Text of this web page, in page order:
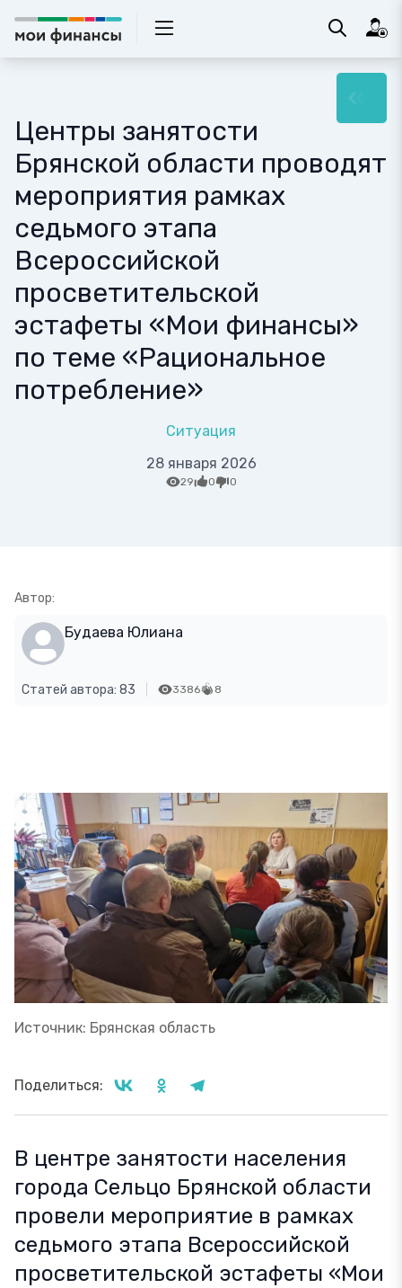
Центры занятости
Брянской области проводят
мероприятия рамках
седьмого этапа
Всероссийской
просветительской
эстафеты «Мои финансы»
по теме «Рациональное
потребление»
Ситуация
28 января 2026
29 0 0
Автор:
Будаева Юлиана
Статей автора: 83 3386 8
Источник: Брянская область
Поделиться:
В центре занятости населения
города Сельцо Брянской области
провели мероприятие в рамках
седьмого этапа Всероссийской
просветительской эстафеты «Мои